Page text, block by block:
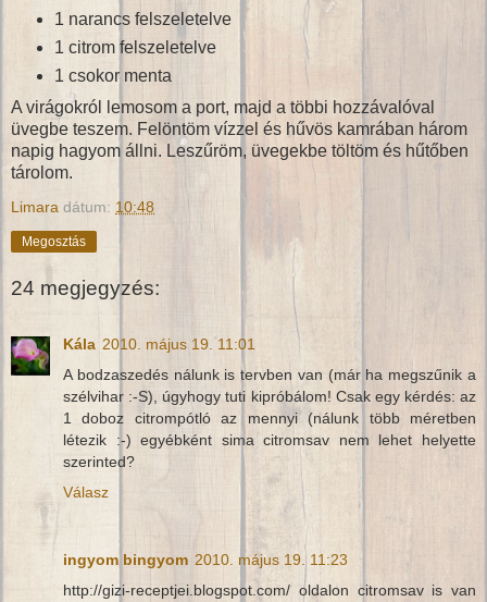
1 narancs felszeletelve
1 citrom felszeletelve
1 csokor menta
A virágokról lemosom a port, majd a többi hozzávalóval
üvegbe teszem. Felöntöm vízzel és hűvös kamrában három
napig hagyom állni. Leszűröm, üvegekbe töltöm és hűtőben
tárolom.
Limara dátum: 10:48
Megosztás
24 megjegyzés:
Kála 2010. május 19. 11:01
A bodzaszedés nálunk is tervben van (már ha megszűnik a
szélvihar :-S), úgyhogy tuti kipróbálom! Csak egy kérdés: az
1 doboz citrompótló az mennyi (nálunk több méretben
létezik :-) egyébként sima citromsav nem lehet helyette
szerinted?
Válasz
ingyom bingyom 2010. május 19. 11:23
http://gizi-receptjei.blogspot.com/ oldalon citromsav is van